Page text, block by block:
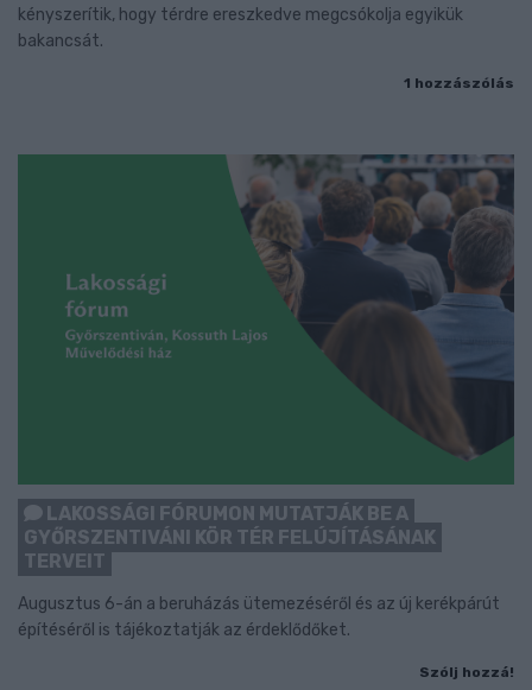
kényszerítik, hogy térdre ereszkedve megcsókolja egyikük
bakancsát.
1 hozzászólás
LAKOSSÁGI FÓRUMON MUTATJÁK BE A
GYŐRSZENTIVÁNI KÖR TÉR FELÚJÍTÁSÁNAK
TERVEIT
Augusztus 6-án a beruházás ütemezéséről és az új kerékpárút
építéséről is tájékoztatják az érdeklődőket.
Szólj hozzá!